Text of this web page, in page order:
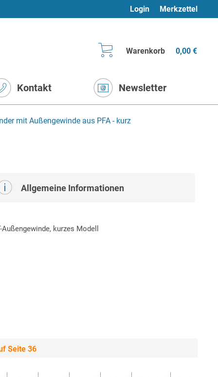
Login Merkzettel
Warenkorb 0,00 €
Kontakt Newsletter
mit Außengewinde aus PFA - kurz
Allgemeine Informationen
kurzes Modell
Seite 36